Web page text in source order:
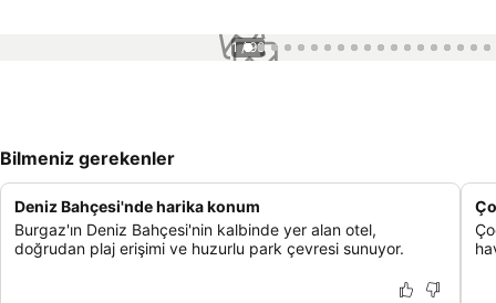
1 / 96
Bilmeniz gerekenler
Deniz Bahçesi'nde harika konum
Burgaz'ın Deniz Bahçesi'nin kalbinde yer alan otel,
doğrudan plaj erişimi ve huzurlu park çevresi sunuyor.